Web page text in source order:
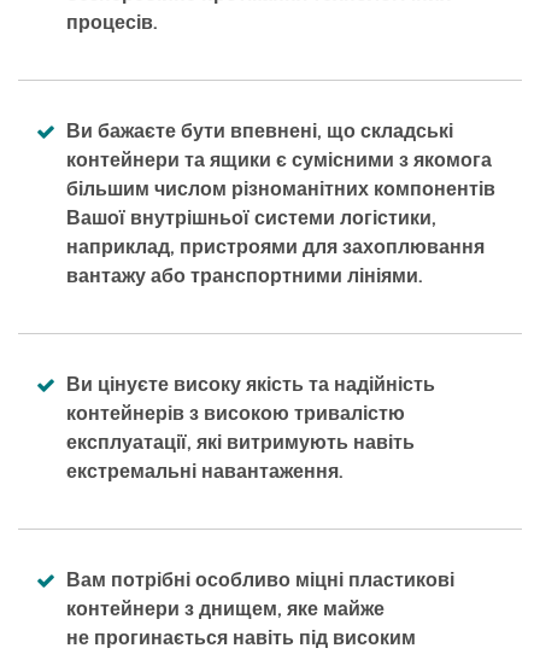
процесів.
Ви бажаєте бути впевнені, що складські
контейнери та ящики є сумісними з якомога
більшим числом різноманітних компонентів
Вашої внутрішньої системи логістики,
наприклад, пристроями для захоплювання
вантажу або транспортними лініями.
Ви цінуєте високу якість та надійність
контейнерів з високою тривалістю
експлуатації, які витримують навіть
екстремальні навантаження.
Вам потрібні особливо міцні пластикові
контейнери з днищем, яке майже
не прогинається навіть під високим